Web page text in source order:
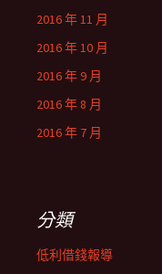
2016 年 11 月
2016 年 10 月
2016 年 9 月
2016 年 8 月
2016 年 7 月
分類
低利借錢報導